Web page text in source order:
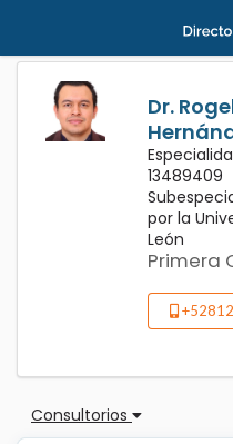
Dr.
13489409
por la
León
Primera
Consultorios